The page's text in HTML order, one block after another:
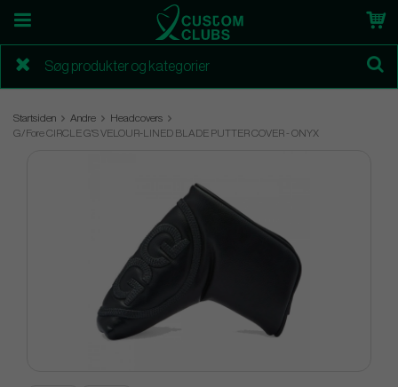
Startsiden Andre
Headcovers
G/Fore CIRCLE G'S VELOUR-LINED BLADE PUTTER COVER - ONYX